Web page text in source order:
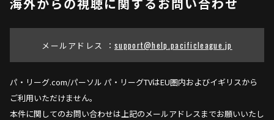
メールアドレス ： support@help.pacificleague.jp
パ・リーグ.com/パーソル パ・リーグTVはEU圏内およびイギリスから
ご利用いただけません。
本件に関してのお問い合わせは上記のメールアドレスまでお願いいたし